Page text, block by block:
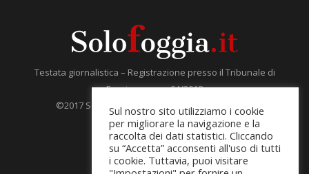
Testata giornalistica – Registrazione presso il Tribunale di
Foggia numero 04/2018
©2017 Solofoggia.it – Tutti i diritti sono riservati.
redazione@solofoggia.it
Sul nostro sito utilizziamo i cookie
per migliorare la navigazione e la
raccolta dei dati statistici. Cliccando
su “Accetta” acconsenti all'uso di tutti
i cookie. Tuttavia, puoi visitare